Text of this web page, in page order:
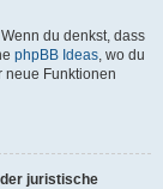
du denkst, dass
phpBB Ideas, wo du
neue Funktionen
juristische